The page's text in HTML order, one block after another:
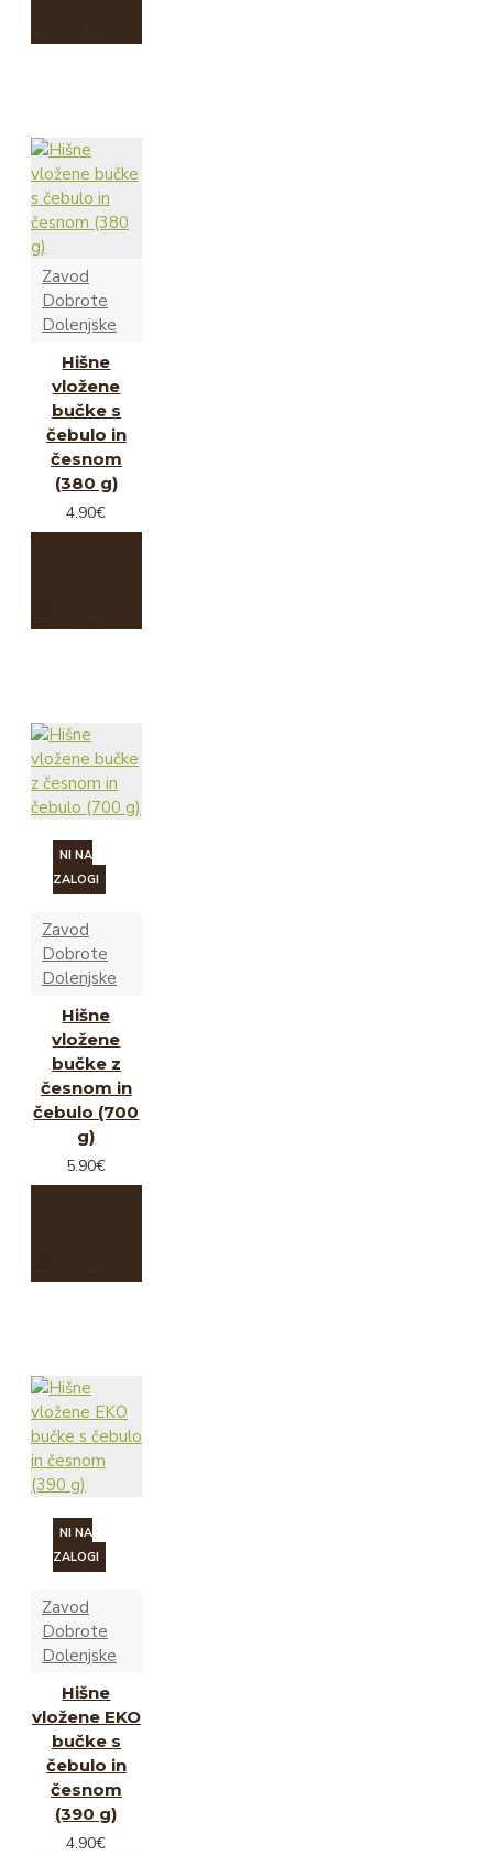
Zavod
Dobrote
Dolenjske
Hišne
vložene
bučke s
čebulo in
česnom
(380 g)
4.90€
NI NA
ZALOGI
Zavod
Dobrote
Dolenjske
Hišne
vložene
bučke z
česnom in
čebulo (700
g)
5.90€
NI NA
ZALOGI
Zavod
Dobrote
Dolenjske
Hišne
vložene EKO
bučke s
čebulo in
česnom
(390 g)
4.90€